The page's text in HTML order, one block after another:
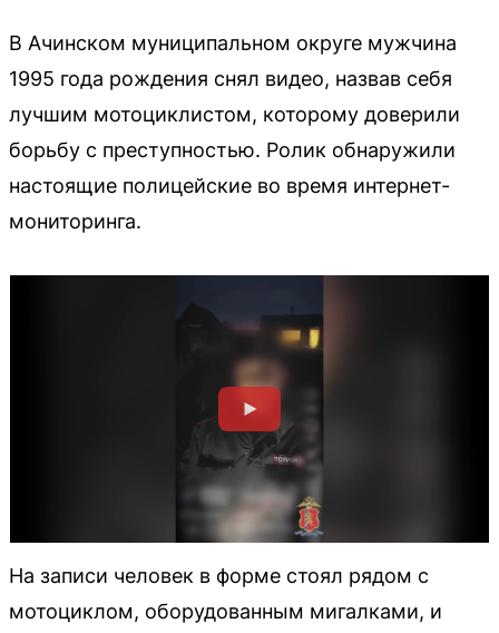
В Ачинском муниципальном округе мужчина
1995 года рождения снял видео, назвав себя
лучшим мотоциклистом, которому доверили
борьбу с преступностью. Ролик обнаружили
настоящие полицейские во время интернет-
мониторинга.
На записи человек в форме стоял рядом с
мотоциклом, оборудованным мигалками, и